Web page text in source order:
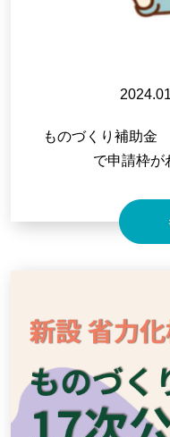
ものづくり補助金
で申請枠が